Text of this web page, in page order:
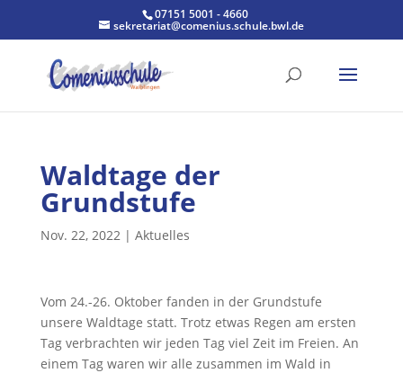
07151 5001 - 4660
sekretariat@comenius.schule.bwl.de
Waldtage der
Grundstufe
Nov. 22, 2022| Aktuelles
Vom 24.-26. Oktober fanden in der Grundstufe
unsere Waldtage statt. Trotz etwas Regen am ersten
Tag verbrachten wir jeden Tag viel Zeit im Freien. An
einem Tag waren wir alle zusammen im Wald in